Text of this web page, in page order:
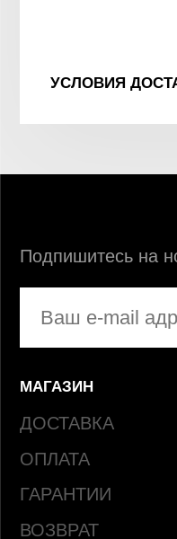
УСЛОВИЯ
МАГАЗИН
ДОСТАВКА
ОПЛАТА
ГАРАНТИИ
ВОЗВРАТ
Подпишитесь на